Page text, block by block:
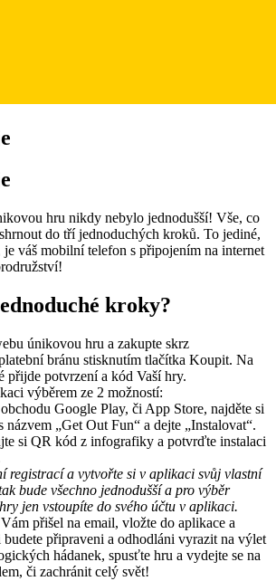
hru nikdy nebylo jednodušší! Vše, co
do tří jednoduchých kroků. To jediné,
je váš mobilní telefon s připojením na internet
kroky?
únikovou hru a zakupte skrz
bránu stisknutím tlačítka Koupit. Na
přijde potvrzení a kód Vaší hry.
výběrem ze 2 možností:
Google Play, či App Store, najděte si
názvem „Get Out Fun“ a dejte „Instalovat“.
si QR kód z infografiky a potvrďte instalaci
registrací a vytvořte si v aplikaci svůj vlastní
bude všechno jednodušší a pro výběr
jen vstoupíte do svého účtu v aplikaci.
přišel na email, vložte do aplikace a
připraveni a odhodláni vyrazit na výlet
hádanek, spusťte hru a vydejte se na
či zachránit celý svět!